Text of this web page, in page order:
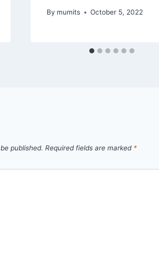
By mumits October 5, 2022
published. Required fields are marked *